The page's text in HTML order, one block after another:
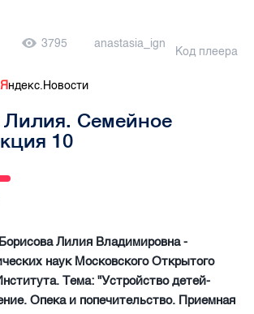
3795 anastasia_ign
Код плеера
Яндекс.Новости
Лилия. Семейное
10
Лилия Владимировна -
наук Московского Открытого
Тема: "Устройство детей-
Опека и попечительство. Приемная